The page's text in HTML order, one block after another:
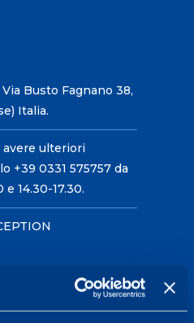
Busto Fagnano 38,
Italia.
avere ulteriori
+39 0331 575757 da
14.30-17.30.